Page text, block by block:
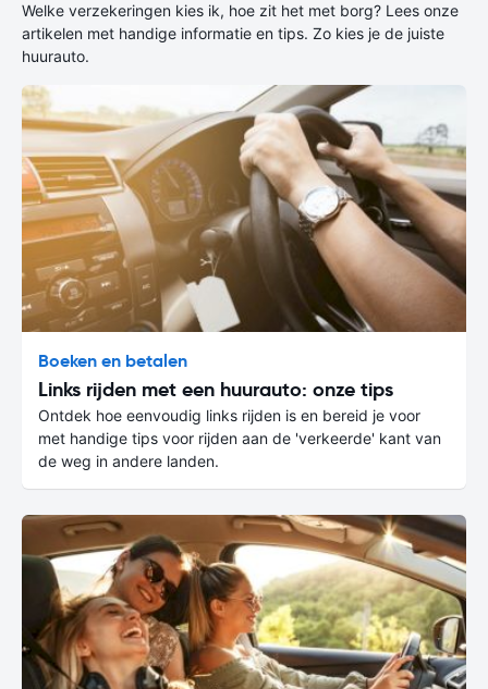
Welke verzekeringen kies ik, hoe zit het met borg? Lees onze
artikelen met handige informatie en tips. Zo kies je de juiste
huurauto.
Boeken en betalen
Links rijden met een huurauto: onze tips
Ontdek hoe eenvoudig links rijden is en bereid je voor
met handige tips voor rijden aan de 'verkeerde' kant van
de weg in andere landen.